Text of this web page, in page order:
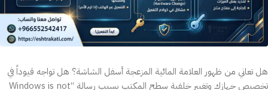
هل تعاني من ظهور العلامة المائية المزعجة أسفل الشاشة؟ هل تواجه قيوداً في
تخصيص جهازك وتغيير خلفية سطح المكتب بسبب رسالة “Windows is not